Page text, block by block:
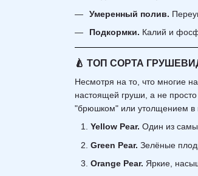
Умеренный полив.
Подкормки. Калий и
🍐 ТОП СОРТА
Несмотря на то, что многие
настоящей груши, а не
"брюшком" или утолщением в
Yellow Pear. Один из
Green Pear. Зелёные
Orange Pear. Яркие,